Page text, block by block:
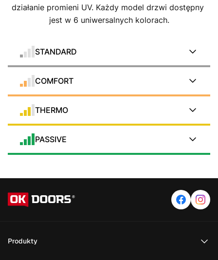
działanie promieni UV. Każdy model drzwi dostępny
jest w 6 uniwersalnych kolorach.
STANDARD
COMFORT
THERMO
PASSIVE
Produkty